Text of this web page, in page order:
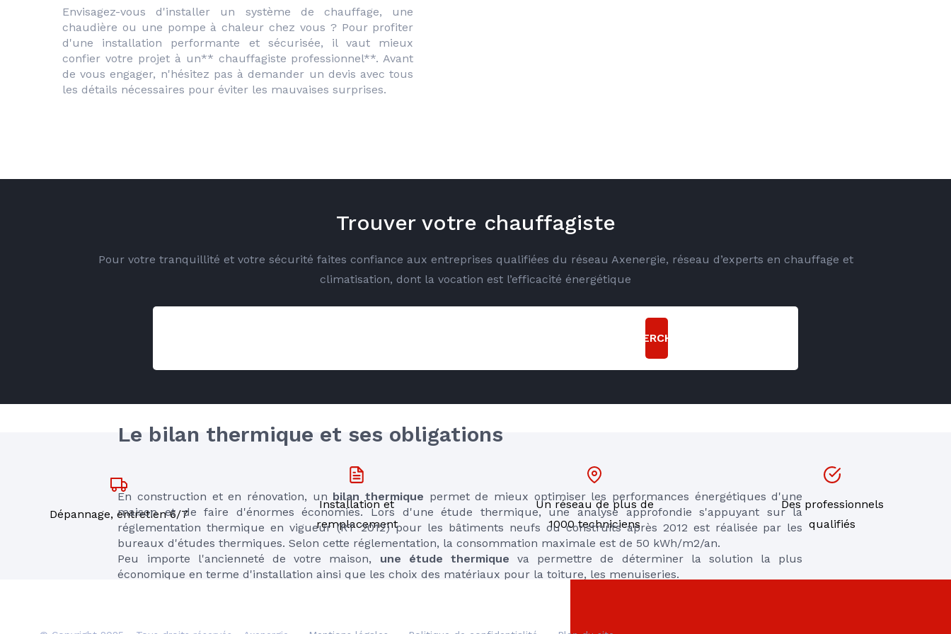
Envisagez-vous d'installer un système de chauffage, une
chaudière ou une pompe à chaleur chez vous ? Pour profiter
d'une installation performante et sécurisée, il vaut mieux
confier votre projet à un** chauffagiste professionnel**. Avant
de vous engager, n'hésitez pas à demander un devis avec tous
les détails nécessaires pour éviter les mauvaises surprises.
Trouver votre chauffagiste
Pour votre tranquillité et votre sécurité faites confiance aux entreprises qualifiées du réseau Axenergie, réseau d’experts en chauffage et
climatisation, dont la vocation est l’efficacité énergétique
RECHERCHER
Le bilan thermique et ses obligations
En construction et en rénovation, un bilan thermique permet de mieux optimiser les performances énergétiques d'une
maison et de faire d'énormes économies. Lors d'une étude thermique, une analyse approfondie s'appuyant sur la
réglementation thermique en vigueur (RT 2012) pour les bâtiments neufs ou construits après 2012 est réalisée par les
bureaux d'études thermiques. Selon cette réglementation, la consommation maximale est de 50 kWh/m2/an.
Peu importe l'ancienneté de votre maison, une étude thermique va permettre de déterminer la solution la plus
économique en terme d'installation ainsi que les choix des matériaux pour la toiture, les menuiseries.
Dépannage, entretien 6/7
Installation et
remplacement
Un réseau de plus de
1000 techniciens
Des professionnels
qualifiés